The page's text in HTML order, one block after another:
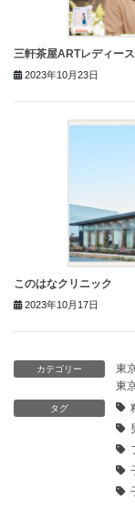
三軒茶屋ARTレディー
2023年10月23日
このはなクリニック
2023年10月17日
カテゴリー 東
東
タグ